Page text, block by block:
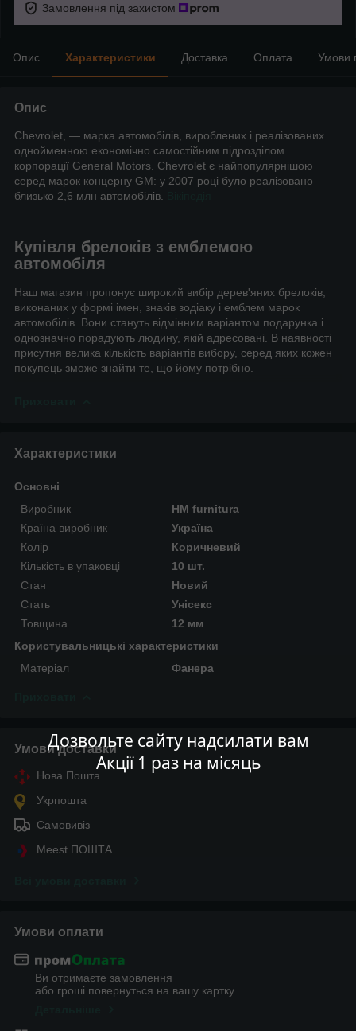
Дозвольте сайту надсилати вам
Акції 1 раз на місяць
Замовлення під захистом
Опис Характеристики Доставка Оплата Умови
Опис
Chevrolet, — марка автомобілів, вироблених і реалізованих
однойменною економічно самостійним підрозділом
корпорації General Motors. Chevrolet є найпопулярнішою
серед марок концерну GM: у 2007 році було реалізовано
близько 2,6 млн автомобілів.
Купівля брелоків з емблемою
автомобіля
Наш магазин пропонує широкий вибір дерев'яних брелоків,
виконаних у формі імен, знаків зодіаку і емблем марок
автомобілів. Вони стануть відмінним варіантом подарунка і
однозначно порадують людину, якій адресовані. В наявності
присутня велика кількість варіантів вибору, серед яких кожен
покупець зможе знайти те, що йому потрібно.
Характеристики
Основні
Виробник
HM furnitura
Країна виробник
Україна
Колір
Коричневий
Кількість в упаковці
10 шт.
Стан
Новий
Стать
Унісекс
Товщина
12 мм
Користувальницькі характеристики
Матеріал
Фанера
Умови доставки
Нова Пошта
Укрпошта
Самовивіз
Meest ПОШТА
Умови оплати
Ви отримаєте замовлення
або гроші повернуться на вашу картку